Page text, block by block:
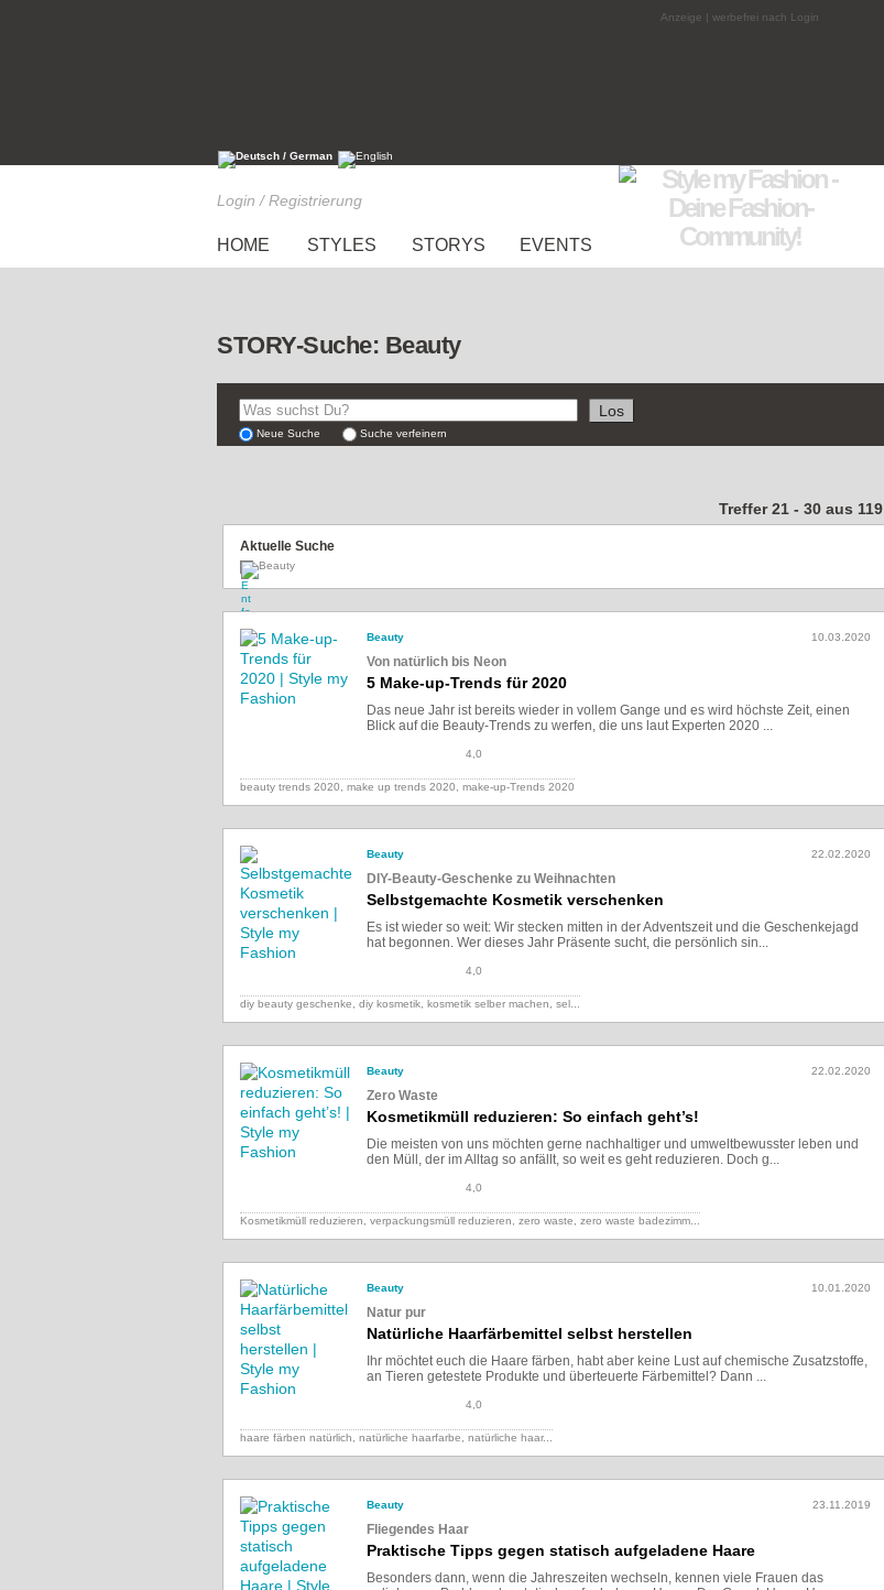
Anzeige | werbefrei nach Login
Login / Registrierung
HOME STYLES STORYS EVENTS
STORY-Suche: Beauty
Neue Suche Suche verfeinern
Treffer 21 - 30 aus 119
Aktuelle Suche
Beauty
Beauty 10.03.2020
Von natürlich bis Neon
5 Make-up-Trends für 2020
Das neue Jahr ist bereits wieder in vollem Gange und es wird höchste Zeit, einen
Blick auf die Beauty-Trends zu werfen, die uns laut Experten 2020 ...
4,0
beauty trends 2020, make up trends 2020, make-up-Trends 2020
Beauty 22.02.2020
DIY-Beauty-Geschenke zu Weihnachten
Selbstgemachte Kosmetik verschenken
Es ist wieder so weit: Wir stecken mitten in der Adventszeit und die Geschenkejagd
hat begonnen. Wer dieses Jahr Präsente sucht, die persönlich sin...
4,0
diy beauty geschenke, diy kosmetik, kosmetik selber machen, sel...
Beauty 22.02.2020
Zero Waste
Kosmetikmüll reduzieren: So einfach geht’s!
Die meisten von uns möchten gerne nachhaltiger und umweltbewusster leben und
den Müll, der im Alltag so anfällt, so weit es geht reduzieren. Doch g...
4,0
Kosmetikmüll reduzieren, verpackungsmüll reduzieren, zero waste, zero waste badezimm...
Beauty 10.01.2020
Natur pur
Natürliche Haarfärbemittel selbst herstellen
Ihr möchtet euch die Haare färben, habt aber keine Lust auf chemische Zusatzstoffe,
an Tieren getestete Produkte und überteuerte Färbemittel? Dann ...
4,0
haare färben natürlich, natürliche haarfarbe, natürliche haar...
Beauty 23.11.2019
Fliegendes Haar
Praktische Tipps gegen statisch aufgeladene Haare
Besonders dann, wenn die Jahreszeiten wechseln, kennen viele Frauen das